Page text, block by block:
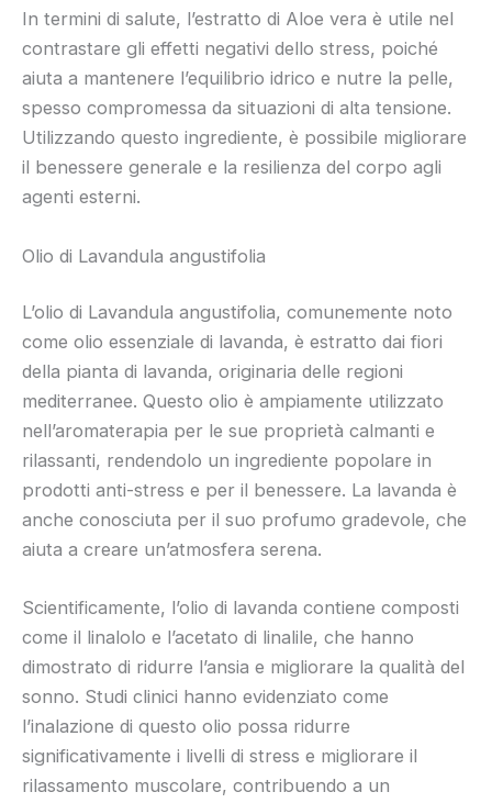
In termini di salute, l’estratto di Aloe vera è utile nel
contrastare gli effetti negativi dello stress, poiché
aiuta a mantenere l’equilibrio idrico e nutre la pelle,
spesso compromessa da situazioni di alta tensione.
Utilizzando questo ingrediente, è possibile migliorare
il benessere generale e la resilienza del corpo agli
agenti esterni.
Olio di Lavandula angustifolia
L’olio di Lavandula angustifolia, comunemente noto
come olio essenziale di lavanda, è estratto dai fiori
della pianta di lavanda, originaria delle regioni
mediterranee. Questo olio è ampiamente utilizzato
nell’aromaterapia per le sue proprietà calmanti e
rilassanti, rendendolo un ingrediente popolare in
prodotti anti-stress e per il benessere. La lavanda è
anche conosciuta per il suo profumo gradevole, che
aiuta a creare un’atmosfera serena.
Scientificamente, l’olio di lavanda contiene composti
come il linalolo e l’acetato di linalile, che hanno
dimostrato di ridurre l’ansia e migliorare la qualità del
sonno. Studi clinici hanno evidenziato come
l’inalazione di questo olio possa ridurre
significativamente i livelli di stress e migliorare il
rilassamento muscolare, contribuendo a un